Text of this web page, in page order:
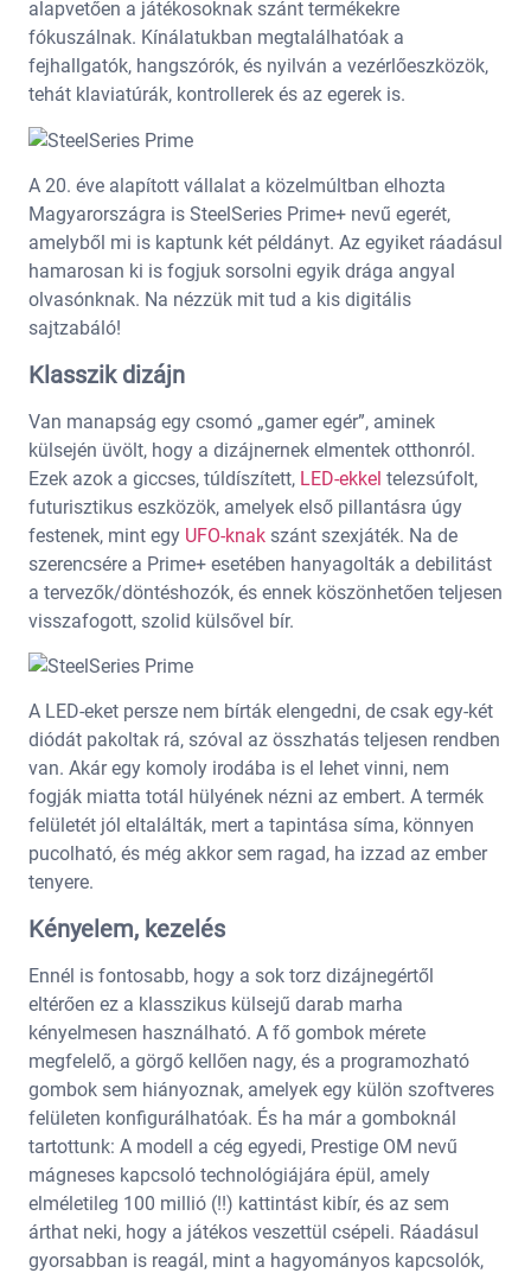
alapvetően a játékosoknak szánt termékekre
fókuszálnak. Kínálatukban megtalálhatóak a
fejhallgatók, hangszórók, és nyilván a vezérlőeszközök,
tehát klaviatúrák, kontrollerek és az egerek is.
A 20. éve alapított vállalat a közelmúltban elhozta
Magyarországra is SteelSeries Prime+ nevű egerét,
amelyből mi is kaptunk két példányt. Az egyiket ráadásul
hamarosan ki is fogjuk sorsolni egyik drága angyal
olvasónknak. Na nézzük mit tud a kis digitális
sajtzabáló!
Klasszik dizájn
Van manapság egy csomó „gamer egér”, aminek
külsején üvölt, hogy a dizájnernek elmentek otthonról.
Ezek azok a giccses, túldíszített, LED-ekkel telezsúfolt,
futurisztikus eszközök, amelyek első pillantásra úgy
festenek, mint egy UFO-knak szánt szexjáték. Na de
szerencsére a Prime+ esetében hanyagolták a debilitást
a tervezők/döntéshozók, és ennek köszönhetően teljesen
visszafogott, szolid külsővel bír.
A LED-eket persze nem bírták elengedni, de csak egy-két
diódát pakoltak rá, szóval az összhatás teljesen rendben
van. Akár egy komoly irodába is el lehet vinni, nem
fogják miatta totál hülyének nézni az embert. A termék
felületét jól eltalálták, mert a tapintása síma, könnyen
pucolható, és még akkor sem ragad, ha izzad az ember
tenyere.
Kényelem, kezelés
Ennél is fontosabb, hogy a sok torz dizájnegértől
eltérően ez a klasszikus külsejű darab marha
kényelmesen használható. A fő gombok mérete
megfelelő, a görgő kellően nagy, és a programozható
gombok sem hiányoznak, amelyek egy külön szoftveres
felületen konfigurálhatóak. És ha már a gomboknál
tartottunk: A modell a cég egyedi, Prestige OM nevű
mágneses kapcsoló technológiájára épül, amely
elméletileg 100 millió (!!) kattintást kibír, és az sem
árthat neki, hogy a játékos veszettül csépeli. Ráadásul
gyorsabban is reagál, mint a hagyományos kapcsolók,